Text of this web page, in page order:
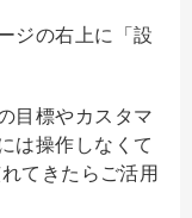
ジの右上に「設
目標やカスタマ
は操作しなくて
てきたらご活用